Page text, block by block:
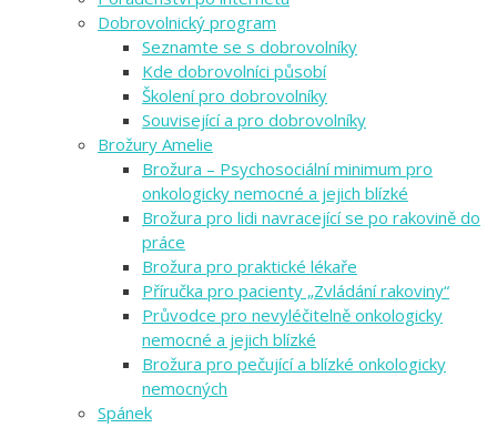
Dobrovolnický program
Seznamte se s dobrovolníky
Kde dobrovolníci působí
Školení pro dobrovolníky
Související a pro dobrovolníky
Brožury Amelie
Brožura – Psychosociální minimum pro
onkologicky nemocné a jejich blízké
Brožura pro lidi navracející se po rakovině do
práce
Brožura pro praktické lékaře
Příručka pro pacienty „Zvládání rakoviny“
Průvodce pro nevyléčitelně onkologicky
nemocné a jejich blízké
Brožura pro pečující a blízké onkologicky
nemocných
Spánek